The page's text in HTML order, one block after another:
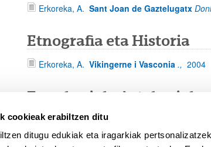
cookieak erabiltzen ditu
ditugu edukiak eta iragarkiak
Erkoreka, A. Sant Joan de Gaztelugatx
Etnografia eta Historia
Erkoreka, A. Vikingerne i Vasconia ., 2004
Egunkariak, Astekariak
Erkoreka, A. La gripe española, 90 años
Erkoreka, A. Paralelismos entre dos